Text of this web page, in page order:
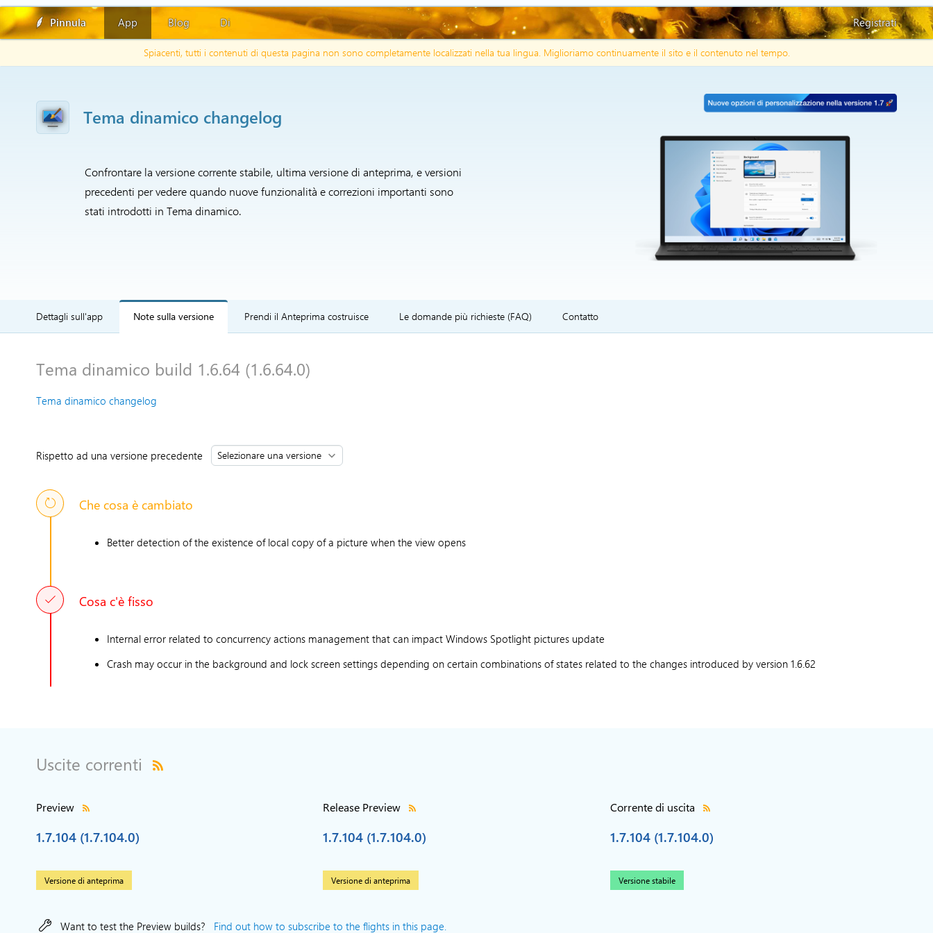
Pinnula Registrati
App Blog Di
Spiacenti, tutti i contenuti di questa pagina non sono completamente localizzati nella tua lingua. Miglioriamo continuamente il sito e il contenuto nel tempo.
Tema dinamico changelog
Confrontare la versione corrente stabile, ultima versione di anteprima, e versioni
precedenti per vedere quando nuove funzionalità e correzioni importanti sono
stati introdotti in Tema dinamico.
Dettagli sull'app Note sulla versione Prendi il Anteprima costruisce Le domande più richieste (FAQ) Contatto
Tema dinamico build 1.6.64 (1.6.64.0)
Tema dinamico changelog
Rispetto ad una versione precedente
Che cosa è cambiato
Better detection of the existence of local copy of a picture when the view opens
Cosa c'è fisso
Internal error related to concurrency actions management that can impact Windows Spotlight pictures update
Crash may occur in the background and lock screen settings depending on certain combinations of states related to the changes introduced by version 1.6.62
Uscite correnti
Preview
1.7.104 (1.7.104.0)
Versione di anteprima
Release Preview
1.7.104 (1.7.104.0)
Versione di anteprima
Corrente di uscita
1.7.104 (1.7.104.0)
Versione stabile
Want to test the Preview builds? Find out how to subscribe to the flights in this page.